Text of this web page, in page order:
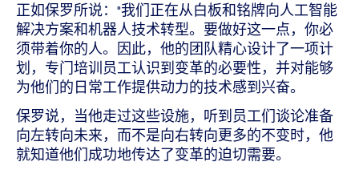
正如保罗所说："我们正在从白板和铭牌向人工智能
解决方案和机器人技术转型。要做好这一点，你必
须带着你的人。因此，他的团队精心设计了一项计
划，专门培训员工认识到变革的必要性，并对能够
为他们的日常工作提供动力的技术感到兴奋。
保罗说，当他走过这些设施，听到员工们谈论准备
向左转向未来，而不是向右转向更多的不变时，他
就知道他们成功地传达了变革的迫切需要。